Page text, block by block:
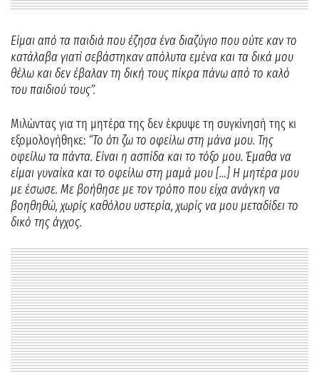
Είμαι από τα παιδιά που έζησα ένα διαζύγιο που ούτε καν το
κατάλαβα γιατί σεβάστηκαν απόλυτα εμένα και τα δικά μου
θέλω και δεν έβαλαν τη δική τους πίκρα πάνω από το καλό
του παιδιού τους”.
Μιλώντας για τη μητέρα της δεν έκρυψε τη συγκίνησή της κι
εξομολογήθηκε: “Το ότι ζω το οφείλω στη μάνα μου. Της
οφείλω τα πάντα. Είναι η ασπίδα και το τόξο μου. Έμαθα να
είμαι γυναίκα και το οφείλω στη μαμά μου […] Η μητέρα μου
με έσωσε. Με βοήθησε με τον τρόπο που είχα ανάγκη να
βοηθηθώ, χωρίς καθόλου υστερία, χωρίς να μου μεταδίδει το
δικό της άγχος.